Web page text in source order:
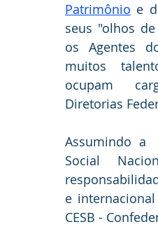
Patrimônio e
seus "olhos
os Agentes
muitos
ocupam
Diretorias
Assumindo a
Social
e
CESB -